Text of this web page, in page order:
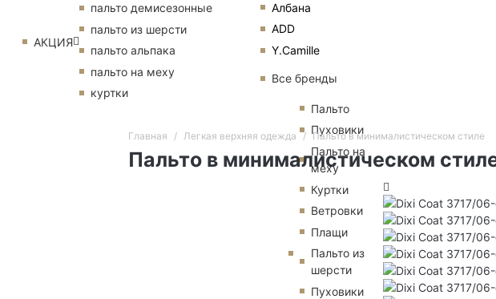
Албана
ADD
Y.Camille
Все бренды
Пальто
Пуховики
Пальто на
меху
Куртки
Ветровки
Плащи
Пальто из
шерсти
Пуховики
АКЦИЯ
пальто демисезонные
пальто из шерсти
пальто альпака
пальто на меху
куртки
Главная Легкая верхняя одежда Пальто в минималистическом стиле
Пальто в минималистическом